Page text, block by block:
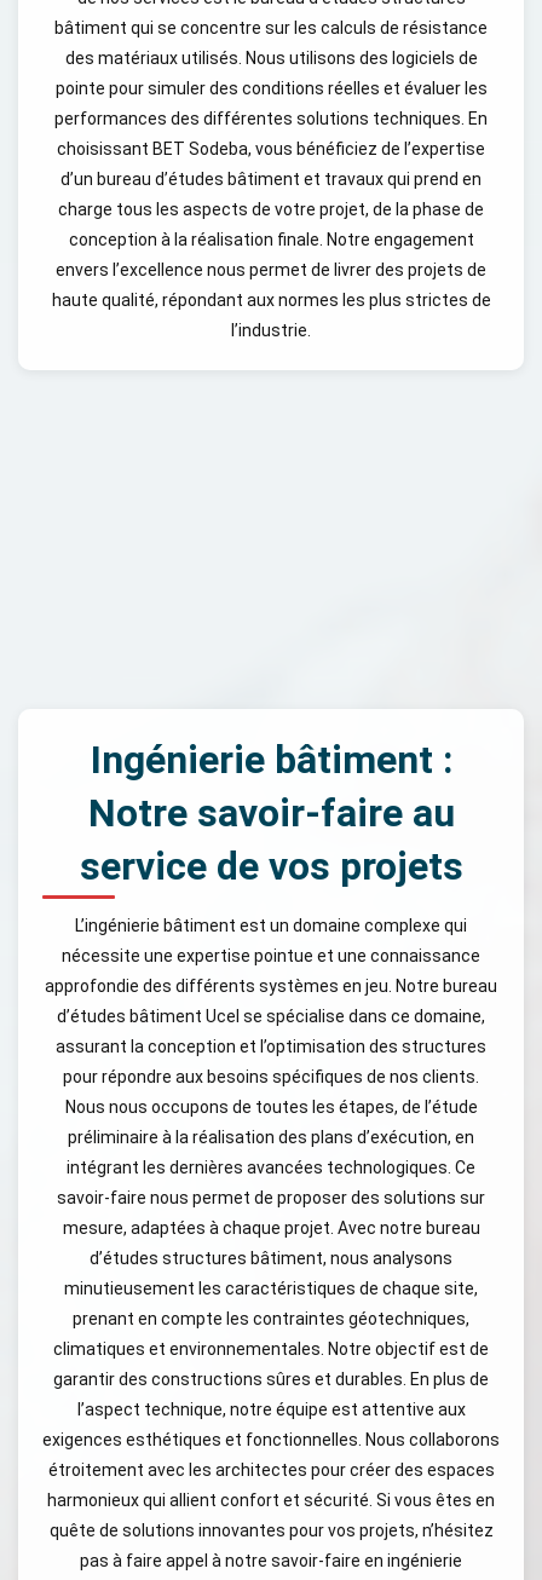
bâtiment qui se concentre sur les calculs de résistance
des matériaux utilisés. Nous utilisons des logiciels de
pointe pour simuler des conditions réelles et évaluer les
performances des différentes solutions techniques. En
choisissant BET Sodeba, vous bénéficiez de l’expertise
d’un bureau d’études bâtiment et travaux qui prend en
charge tous les aspects de votre projet, de la phase de
conception à la réalisation finale. Notre engagement
envers l’excellence nous permet de livrer des projets de
haute qualité, répondant aux normes les plus strictes de
l’industrie.
Ingénierie bâtiment :
Notre savoir-faire au
service de vos projets
L’ingénierie bâtiment est un domaine complexe qui
nécessite une expertise pointue et une connaissance
approfondie des différents systèmes en jeu. Notre bureau
d’études bâtiment Ucel se spécialise dans ce domaine,
assurant la conception et l’optimisation des structures
pour répondre aux besoins spécifiques de nos clients.
Nous nous occupons de toutes les étapes, de l’étude
préliminaire à la réalisation des plans d’exécution, en
intégrant les dernières avancées technologiques. Ce
savoir-faire nous permet de proposer des solutions sur
mesure, adaptées à chaque projet. Avec notre bureau
d’études structures bâtiment, nous analysons
minutieusement les caractéristiques de chaque site,
prenant en compte les contraintes géotechniques,
climatiques et environnementales. Notre objectif est de
garantir des constructions sûres et durables. En plus de
l’aspect technique, notre équipe est attentive aux
exigences esthétiques et fonctionnelles. Nous collaborons
étroitement avec les architectes pour créer des espaces
harmonieux qui allient confort et sécurité. Si vous êtes en
quête de solutions innovantes pour vos projets, n’hésitez
pas à faire appel à notre savoir-faire en ingénierie